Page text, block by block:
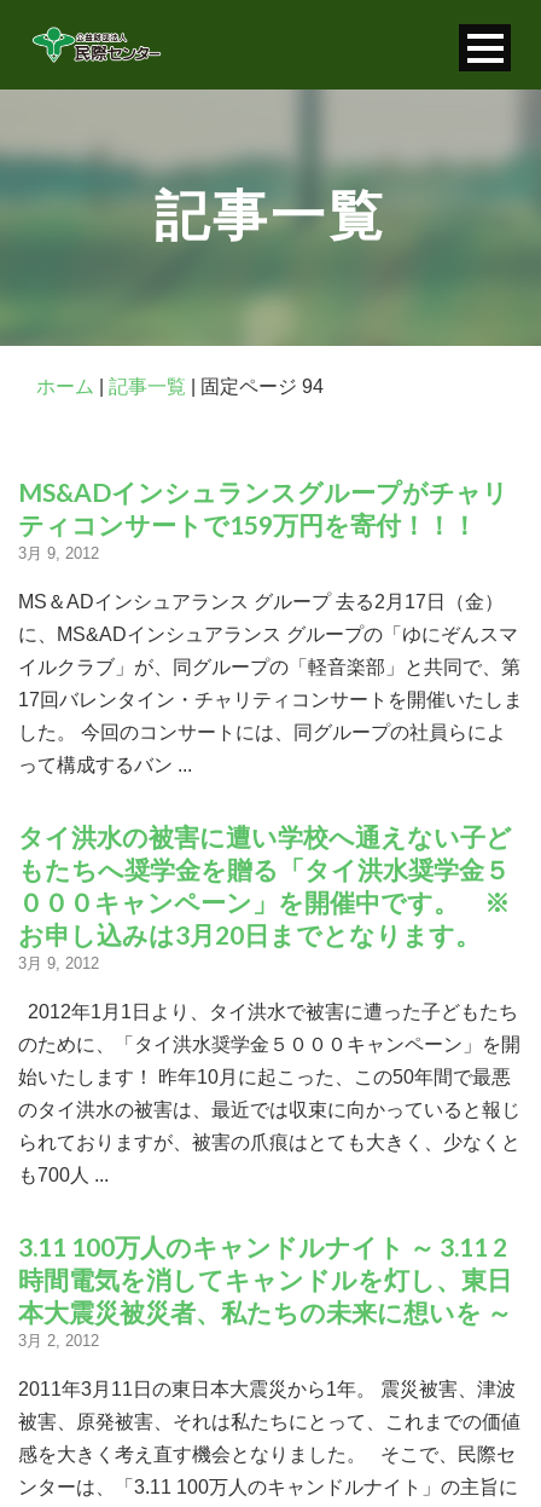
個人情報保護について
FAQ
寄付する
記事一覧
ホーム 記事一覧 固定ページ 94
MS&ADインシュランスグループがチャリ
ティコンサートで159万円を寄付！！！
3月 9, 2012
MS＆ADインシュアランス グループ 去る2月17日（金）
に、MS&ADインシュアランス グループの「ゆにぞんスマ
イルクラブ」が、同グループの「軽音楽部」と共同で、第
17回バレンタイン・チャリティコンサートを開催いたしま
した。 今回のコンサートには、同グループの社員らによ
って構成するバン ...
タイ洪水の被害に遭い学校へ通えない子ど
もたちへ奨学金を贈る「タイ洪水奨学金５
０００キャンペーン」を開催中です。 ※
お申し込みは3月20日までとなります。
3月 9, 2012
2012年1月1日より、タイ洪水で被害に遭った子どもたち
のために、「タイ洪水奨学金５０００キャンペーン」を開
始いたします！ 昨年10月に起こった、この50年間で最悪
のタイ洪水の被害は、最近では収束に向かっていると報じ
られておりますが、被害の爪痕はとても大きく、少なくと
も700人 ...
3.11 100万人のキャンドルナイト ～ 3.11 2
時間電気を消してキャンドルを灯し、東日
本大震災被災者、私たちの未来に想いを ～
3月 2, 2012
2011年3月11日の東日本大震災から1年。 震災被害、津波
被害、原発被害、それは私たちにとって、これまでの価値
感を大きく考え直す機会となりました。 そこで、民際セ
ンターは、「3.11 100万人のキャンドルナイト」の主旨に